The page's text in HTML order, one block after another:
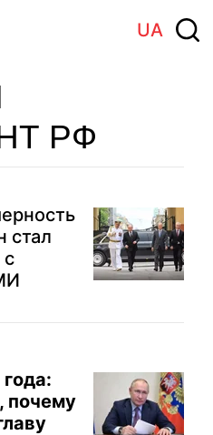
UA
РФ
стал
с
почему